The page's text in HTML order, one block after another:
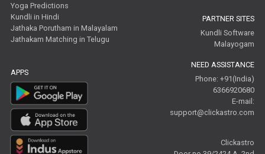
Yoga Predictions
Kundli in Hindi
Jathaka Porutham in Malayalam
Jathakam Matching in Telugu
APPS
PARTNER SITES
Kundli Software
Malayogam
NEED ASSISTANCE
Phone: +91(India)
6366920680
E-mail:
support@clickastro.com
Clickastro